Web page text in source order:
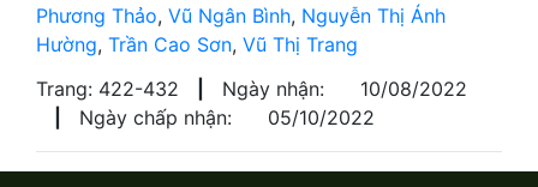
Phương Thảo, Vũ Ngân Bình, Nguyễn Thị Ánh
Hường, Trần Cao Sơn, Vũ Thị Trang
Trang: 422-432
Ngày nhận:
10/08/2022
Ngày chấp nhận: 05/10/2022